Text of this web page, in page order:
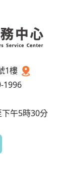
1樓
1996
午5時30分